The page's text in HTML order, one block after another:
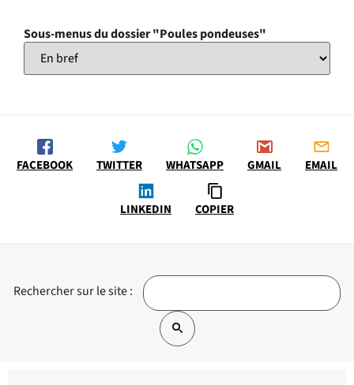
Sous-menus du dossier "Poules pondeuses"
FACEBOOK TWITTER WHATSAPP GMAIL EMAIL
LINKEDIN COPIER
Rechercher sur le site :